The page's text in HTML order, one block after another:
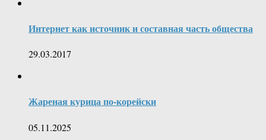
Интернет как источник и составная часть общества
29.03.2017
Жареная курица по-корейски
05.11.2025